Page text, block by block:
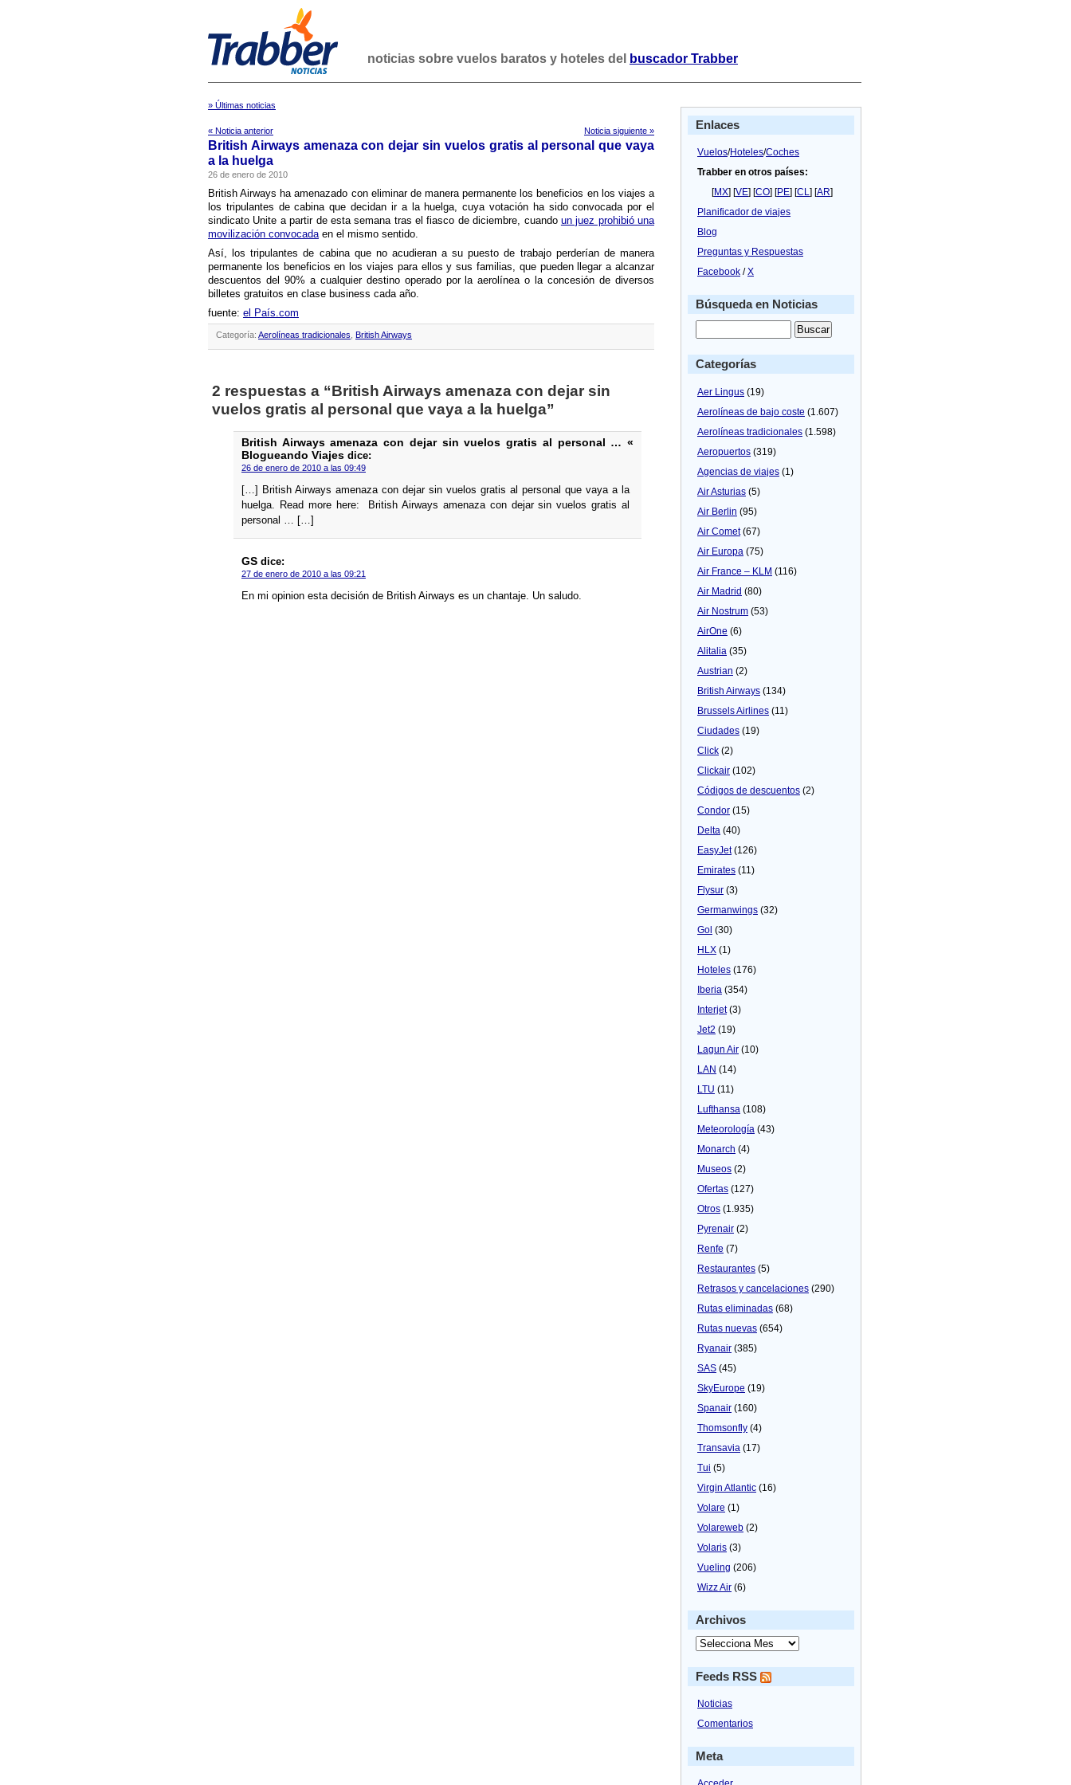
noticias sobre vuelos baratos y hoteles del buscador Trabber
» Últimas noticias
« Noticia anterior Noticia siguiente »
British Airways amenaza con dejar sin vuelos gratis al personal que vaya
a la huelga
26 de enero de 2010
British Airways ha amenazado con eliminar de manera permanente los beneficios en los viajes a
los tripulantes de cabina que decidan ir a la huelga, cuya votación ha sido convocada por el
sindicato Unite a partir de esta semana tras el fiasco de diciembre, cuando un juez prohibió una
movilización convocadaen el mismo sentido.
Así­, los tripulantes de cabina que no acudieran a su puesto de trabajo perderí­an de manera
permanente los beneficios en los viajes para ellos y sus familias, que pueden llegar a alcanzar
descuentos del 90% a cualquier destino operado por la aerolí­nea o la concesión de diversos
billetes gratuitos en clase business cada año.
fuente: el Paí­s.com
Categoría: Aerolíneas tradicionales British Airways
2 respuestas a “British Airways amenaza con dejar sin
vuelos gratis al personal que vaya a la huelga”
British Airways amenaza con dejar sin vuelos gratis al personal … «
Blogueando Viajes dice:
26 de enero de 2010 a las 09:49
[…] British Airways amenaza con dejar sin vuelos gratis al personal que vaya a la
huelga. Read more here: British Airways amenaza con dejar sin vuelos gratis al
personal … […]
GS dice:
27 de enero de 2010 a las 09:21
En mi opinion esta decisión de British Airways es un chantaje. Un saludo.
Enlaces
Vuelos/Hoteles/Coches
Trabber en otros países:
[MX] [VE] [CO] [PE] [CL] [AR]
Planificador de viajes
Blog
Preguntas y Respuestas
Facebook /X
Búsqueda en Noticias
Categorías
Aer Lingus (19)
Aerolíneas de bajo coste (1.607)
Aerolíneas tradicionales (1.598)
Aeropuertos (319)
Agencias de viajes (1)
Air Asturias (5)
Air Berlin (95)
Air Comet(67)
Air Europa (75)
Air France – KLM (116)
Air Madrid (80)
Air Nostrum (53)
AirOne (6)
Alitalia (35)
Austrian (2)
British Airways (134)
Brussels Airlines (11)
Ciudades (19)
Click (2)
Clickair (102)
Códigos de descuentos (2)
Condor (15)
Delta (40)
EasyJet(126)
Emirates (11)
Flysur (3)
Germanwings (32)
Gol (30)
HLX (1)
Hoteles (176)
Iberia (354)
Interjet(3)
Jet2 (19)
Lagun Air (10)
LAN (14)
LTU (11)
Lufthansa (108)
Meteorologí­a (43)
Monarch (4)
Museos (2)
Ofertas (127)
Otros (1.935)
Pyrenair (2)
Renfe (7)
Restaurantes (5)
Retrasos y cancelaciones (290)
Rutas eliminadas (68)
Rutas nuevas (654)
Ryanair (385)
SAS (45)
SkyEurope (19)
Spanair (160)
Thomsonfly (4)
Transavia (17)
Tui (5)
Virgin Atlantic (16)
Volare (1)
Volareweb (2)
Volaris (3)
Vueling (206)
Wizz Air (6)
Archivos
Feeds RSS
Noticias
Comentarios
Meta